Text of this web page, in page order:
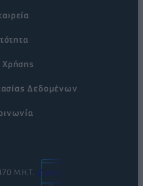
Χρήσης
Δεδομένων
Μ.Η.Τ.